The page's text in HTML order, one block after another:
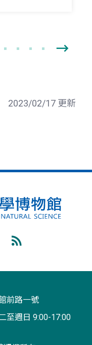
2023/02/17 更新
閱
前路一號
至週日 9:00-17:00